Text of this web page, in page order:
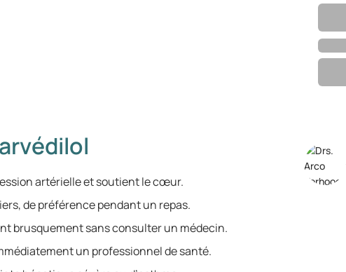
artérielle et soutient le cœur.
de préférence pendant un repas.
brusquement sans consulter un médecin.
un professionnel de santé.